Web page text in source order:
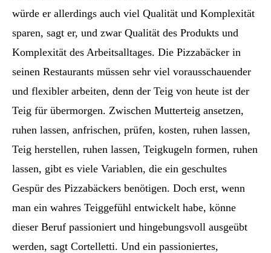
würde er allerdings auch viel Qualität und Komplexität
sparen, sagt er, und zwar Qualität des Produkts und
Komplexität des Arbeitsalltages. Die Pizzabäcker in
seinen Restaurants müssen sehr viel vorausschauender
und flexibler arbeiten, denn der Teig von heute ist der
Teig für übermorgen. Zwischen Mutterteig ansetzen,
ruhen lassen, anfrischen, prüfen, kosten, ruhen lassen,
Teig herstellen, ruhen lassen, Teigkugeln formen, ruhen
lassen, gibt es viele Variablen, die ein geschultes
Gespür des Pizzabäckers benötigen. Doch erst, wenn
man ein wahres Teiggefühl entwickelt habe, könne
dieser Beruf passioniert und hingebungsvoll ausgeübt
werden, sagt Cortelletti. Und ein passioniertes,